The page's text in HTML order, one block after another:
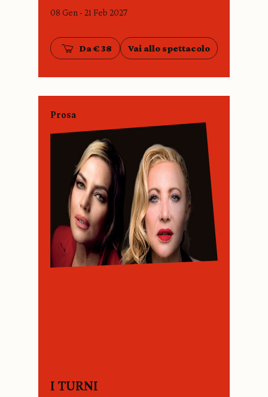
08 Gen - 21 Feb 2027
Da € 38 Vai allo spettacolo
Prosa
I TURNI